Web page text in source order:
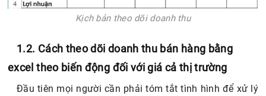
Kịch bản theo dõi doanh thu
1.2. Cách theo dõi doanh thu bán hàng bằng
excel theo biến động đối với giá cả thị trường
Đầu tiên mọi người cần phải tóm tắt tình hình để xử lý